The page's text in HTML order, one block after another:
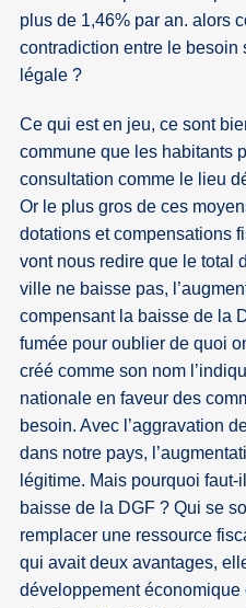
plus de 1,46% par an. alors
contradiction entre le besoin
légale ?
Ce qui est en jeu, ce sont
commune que les habitants
consultation comme le lieu
Or le plus gros de ces
dotations et compensations
vont nous redire que le total
ville ne baisse pas,
compensant la baisse de la
fumée pour oublier de quoi
créé comme son nom
nationale en faveur des
besoin. Avec l’aggravation
dans notre pays,
légitime. Mais pourquoi
baisse de la DGF ? Qui se
remplacer une ressource
qui avait deux avantages,
développement